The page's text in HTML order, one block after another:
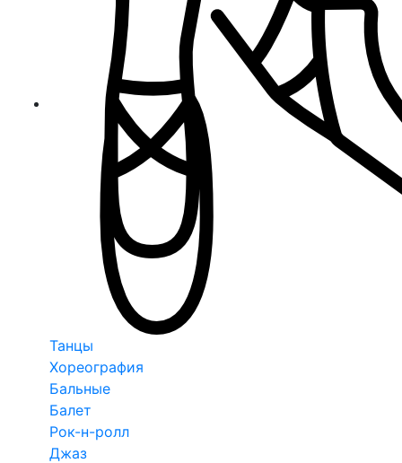
Танцы
Хореография
Бальные
Балет
Рок-н-ролл
Джаз